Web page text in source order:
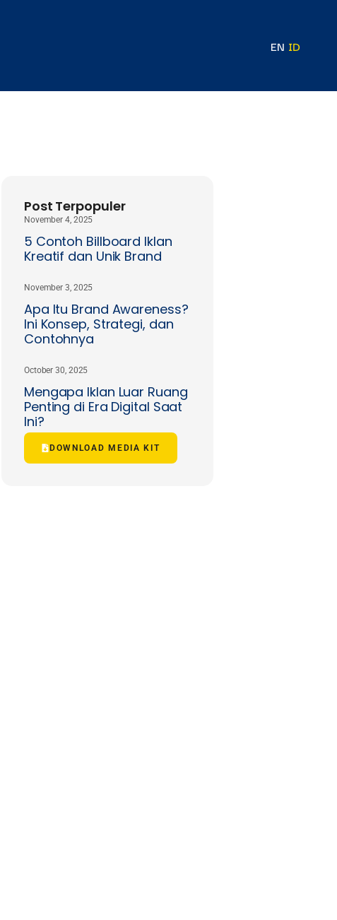
EN ID
Post Terpopuler
5 Contoh Billboard Iklan
Kreatif dan Unik Brand
November 4, 2025
Apa Itu Brand Awareness?
Ini Konsep, Strategi, dan
Contohnya
November 3, 2025
Mengapa Iklan Luar Ruang
Penting di Era Digital Saat
Ini?
October 30, 2025
DOWNLOAD MEDIA KIT